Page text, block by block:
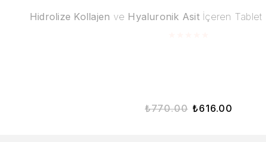
Hidrolize Kollajen ve Hyaluronik Asitİçeren Tablet
₺770.00 ₺616.00